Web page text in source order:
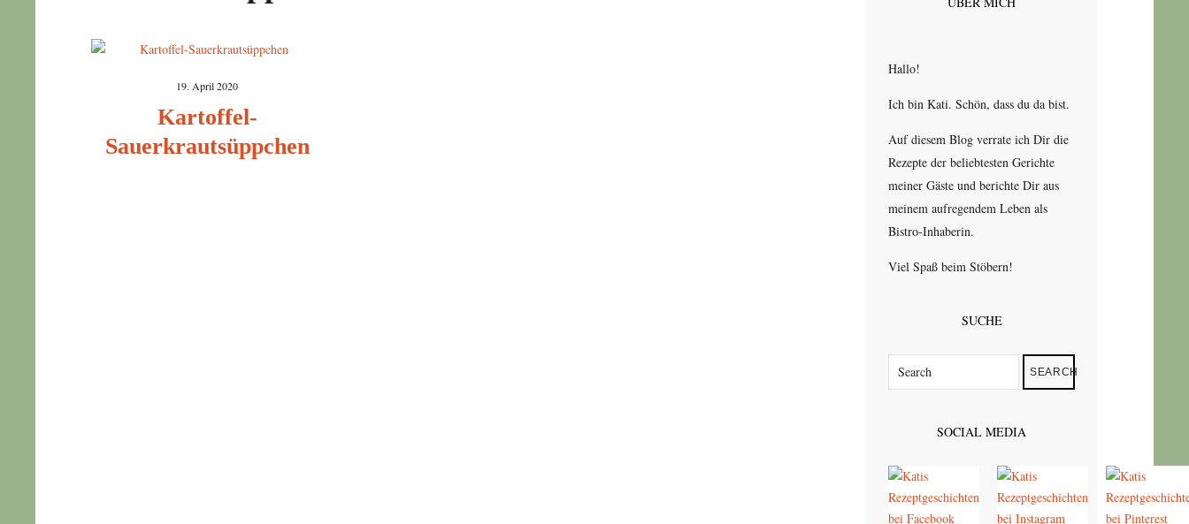
19. April 2020
Kartoffel-
Sauerkrautsüppchen
Hallo!
Ich bin Kati. Schön, dass du da bist.
Auf diesem Blog verrate ich Dir die
Rezepte der beliebtesten Gerichte
meiner Gäste und berichte Dir aus
meinem aufregendem Leben als
Bistro-Inhaberin.
Viel Spaß beim Stöbern!
SUCHE
SEARCH
SOCIAL MEDIA